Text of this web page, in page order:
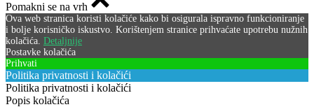
Pomakni se na vrh
Ova web stranica koristi kolačiće kako bi osigurala ispravno funkcioniranje
i bolje korisničko iskustvo. Korištenjem stranice prihvaćate upotrebu nužnih
kolačića. Detaljnije
Postavke kolačića
Prihvati
Politika privatnosti i kolačići
Politika privatnosti i kolačići
Popis kolačića